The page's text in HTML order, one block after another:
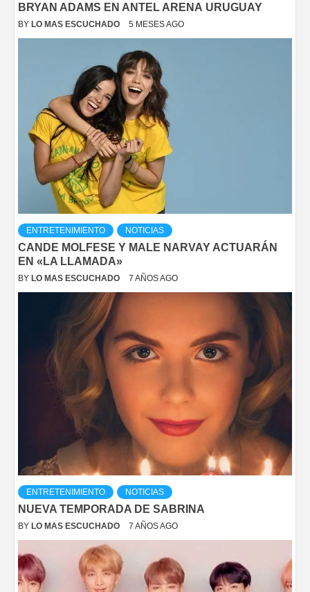
BRYAN ADAMS EN ANTEL ARENA URUGUAY
BY LO MAS ESCUCHADO 5 MESES AGO
ENTRETENIMIENTO NOTICIAS
CANDE MOLFESE Y MALE NARVAY ACTUARÁN
EN «LA LLAMADA»
BY LO MAS ESCUCHADO 7 AÑOS AGO
ENTRETENIMIENTO NOTICIAS
NUEVA TEMPORADA DE SABRINA
BY LO MAS ESCUCHADO 7 AÑOS AGO